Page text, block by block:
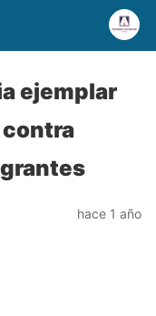
ejemplar
hace 1 año